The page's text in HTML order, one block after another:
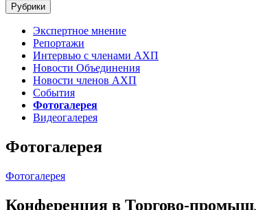
Рубрики
Экспертное мнение
Репортажи
Интервью с членами АХП
Новости Объединения
Новости членов АХП
События
Фотогалерея
Видеогалерея
Фотогалерея
Фотогалерея
Конференция в Торгово-